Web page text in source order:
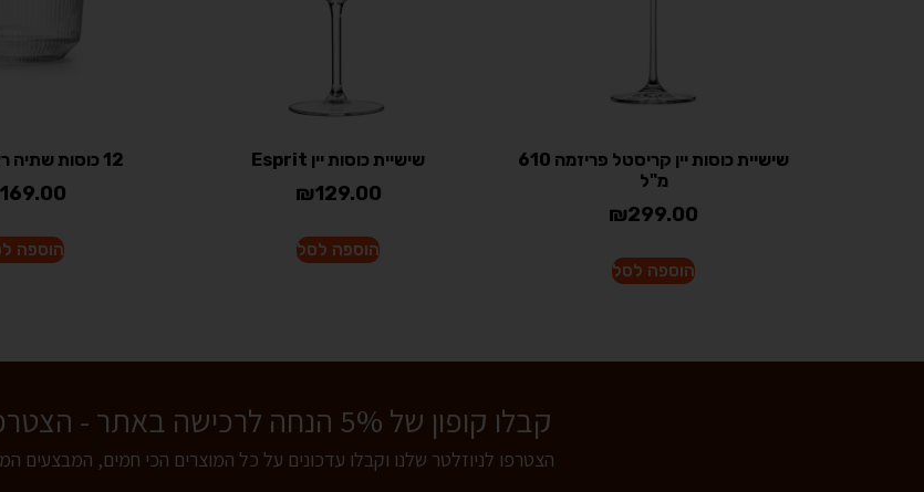
שישיית כוסות יין קריסטל פריזמה 610
מ"ל
₪299.00
הוספה לסל
שישיית כוסות יין Esprit
₪129.00
הוספה לסל
12 כוסות שתיה ראיו נערמות
הוספה
קבלו קופון של 5% הנחה לרכישה באתר - הצטרפו לניוזלטר שלנו!
הצטרפו לניוזלטר שלנו וקבלו עדכונים על כל המוצרים הכי חמים, המבצעים